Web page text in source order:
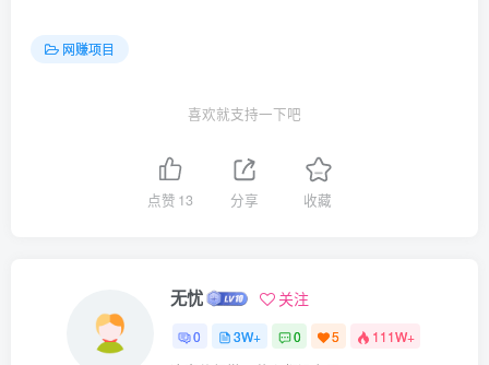
网赚项目
喜欢就支持一下吧
点赞 13 分享 收藏
无忧 关注
0 3W+ 0 5 111W+